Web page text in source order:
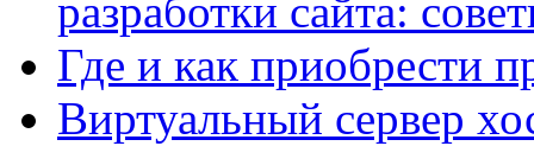
разработки сайта:
Где и как приобрести
Виртуальный сервер